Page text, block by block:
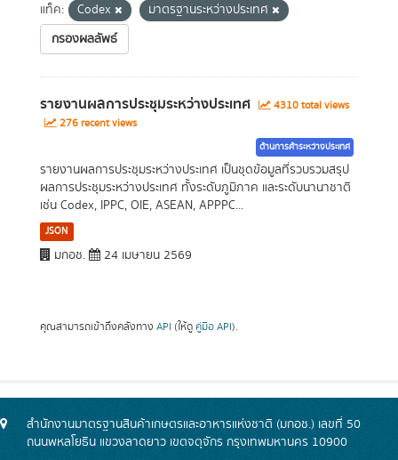
แท็ค:
Codex
มาตรฐานระหว่างประเทศ
กรองผลลัพธ์
รายงานผลการประชุมระหว่างประเทศ
4310 total views
276 recent views
ด้านการค้าระหว่างประเทศ
รายงานผลการประชุมระหว่างประเทศ เป็นชุดข้อมูลที่รวบรวมสรุป
ผลการประชุมระหว่างประเทศ ทั้งระดับภูมิภาค และระดับนานาชาติ
เช่น Codex, IPPC, OIE, ASEAN, APPPC...
JSON
มกอช. 24 เมษายน 2569
คุณสามารถเข้าถึงคลังทาง API (ให้ดู คู่มือ API).
สำนักงานมาตรฐานสินค้าเกษตรและอาหารแห่งชาติ (มกอช.) เลขที่ 50
ถนนพหลโยธิน แขวงลาดยาว เขตจตุจักร กรุงเทพมหานคร 10900